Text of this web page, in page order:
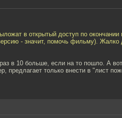
в открытый доступ по окончании
- значит, помочь фильму).
в 10 больше, если на то пошло. А
предлагает только внести в "лист